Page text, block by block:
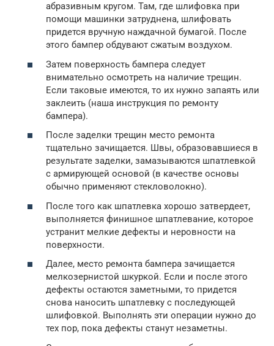
абразивным кругом. Там, где шлифовка при
помощи машинки затруднена, шлифовать
придется вручную наждачной бумагой. После
этого бампер обдувают сжатым воздухом.
Затем поверхность бампера следует
внимательно осмотреть на наличие трещин.
Если таковые имеются, то их нужно запаять или
заклеить (наша инструкция по ремонту
бампера).
После заделки трещин место ремонта
тщательно зачищается. Швы, образовавшиеся в
результате заделки, замазываются шпатлевкой
с армирующей основой (в качестве основы
обычно применяют стекловолокно).
После того как шпатлевка хорошо затвердеет,
выполняется финишное шпатлевание, которое
устранит мелкие дефекты и неровности на
поверхности.
Далее, место ремонта бампера зачищается
мелкозернистой шкуркой. Если и после этого
дефекты остаются заметными, то придется
снова наносить шпатлевку с последующей
шлифовкой. Выполнять эти операции нужно до
тех пор, пока дефекты станут незаметны.